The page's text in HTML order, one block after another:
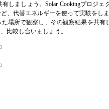
しましょう。Solar Cookingプロジ
、代替エネルギーを使って実験をし
場所で観察し、その観察結果を共
比較し合いましょう。